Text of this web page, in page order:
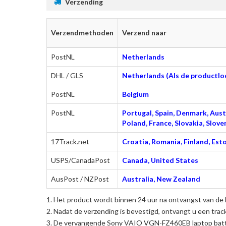
Verzending
Verzendmethoden Verzend naar
PostNL Netherlands
DHL / GLS Netherlands (Als de
PostNL Belgium
PostNL
Portugal, Spain, Denmark,
Poland, France, Slovakia,
17Track.net Croatia, Romania, Finland,
USPS/CanadaPost Canada, United States
AusPost / NZPost Australia, New Zealand
Het product wordt binnen 24 uur na ontvangst van
Nadat de verzending is bevestigd, ontvangt u een
Devervangende Sony VAIO VGN-FZ460EB laptop